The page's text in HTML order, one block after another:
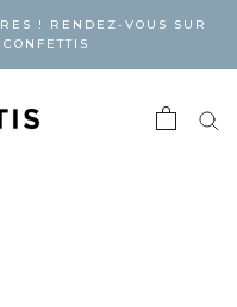
! RENDEZ-VOUS SUR